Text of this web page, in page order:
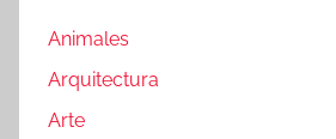
Animales
Arquitectura
Arte